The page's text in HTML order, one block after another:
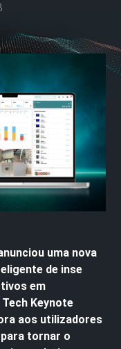
uma nova
de inse
em
Keynote
aos utilizadores
tornar o